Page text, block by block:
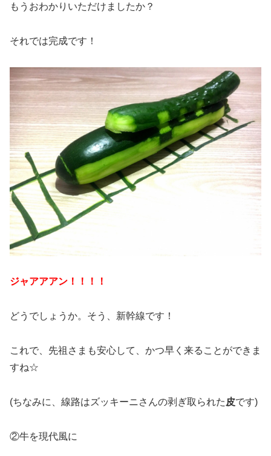
もうおわかりいただけましたか？
それでは完成です！
ジャアアアン！！！！
どうでしょうか。そう、新幹線です！
これで、先祖さまも安心して、かつ早く来ることができま
すね☆
(ちなみに、線路はズッキーニさんの剥ぎ取られた 皮です)
②牛を現代風に